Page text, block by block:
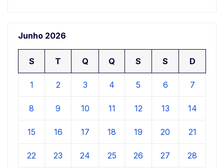
Junho 2026
S T Q Q S S D
1 2 3 4 5 6 7
8 9 10 11 12 13 14
15 16 17 18 19 20 21
22 23 24 25 26 27 28